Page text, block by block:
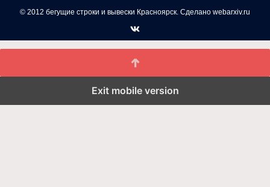
© 2012 бегущие строки и вывески Красноярск. Сделано webarxiv.ru
Exit mobile version